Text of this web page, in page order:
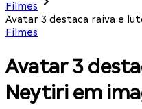
Filmes
Avatar 3 destaca raiva e
Filmes
Avatar 3
Neytiri em